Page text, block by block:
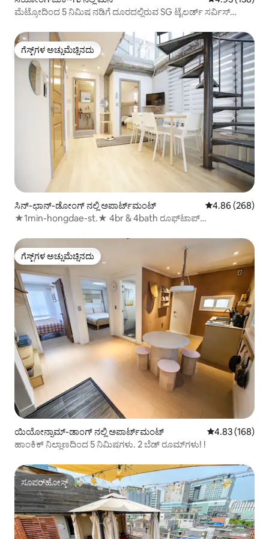
ಮೆಟ್ರೋದಿಂದ 5 ನಿಮಿಷ ನಡಿಗೆ ದೂರದಲ್ಲಿರುವ SG ಟೈಲರ್ಡ್ ಸರ್ವಿಸ್
ಗೆಸ್ಟ್‌ಗಳ ಅಚ್ಚುಮೆಚ್ಚಿನದು
ಗೆಸ್ಟ್‌ಗಳ ಅಚ್ಚುಮೆಚ್ಚಿನದು
ಸಿನ್-ಛಾನ್-ಡೋಂಗ್ ನಲ್ಲಿ ಅಪಾರ್ಟ್‌ಮಂಟ್ 5 ರಲ್ಲಿ 4.86
4.86 (268)
★1min-hongdae-st.★ 4br & 4bath ರೂಫ್‌ಟಾಪ್
ಗೆಸ್ಟ್‌ಗಳ ಅಚ್ಚುಮೆಚ್ಚಿನದು
ಗೆಸ್ಟ್‌ಗಳ ಅಚ್ಚುಮೆಚ್ಚಿನದು
ಯಿಯೋನ್ನಾಮ್-ಡಾಂಗ್ ನಲ್ಲಿ ಅಪಾರ್ಟ್‌ಮಂಟ್ 5 ರಲ್ಲಿ 4.83
4.83 (168)
ಹಾಂಕಿಕ್ ನಿಲ್ದಾಣದಿಂದ 5 ನಿಮಿಷಗಳು. 2 ಬೆಡ್ ರೂಮ್‌ಗಳು! !
ಸೂಪರ್‌ಹೋಸ್ಟ್
ಸೂಪರ್‌ಹೋಸ್ಟ್